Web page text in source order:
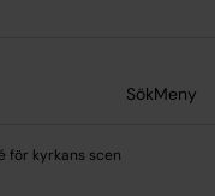
SökMeny
för kyrkans scen